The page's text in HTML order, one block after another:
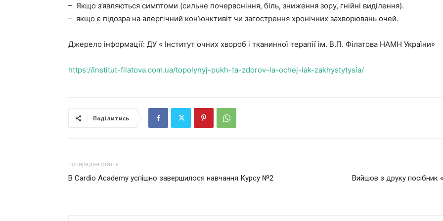
– Якщо з’являються симптоми (сильне почервоніння, біль, зниження зору, гнійні виділення).
– якщо є підозра на алергічний кон’юнктивіт чи загострення хронічних захворювань очей.
Джерело інформації: ДУ « Інститут очних хвороб і тканинної терапії ім. В.П. Філатова НАМН України»
https://institut-filatova.com.ua/topolynyj-pukh-ta-zdorov-ia-ochej-iak-zakhystytysia/
Поділитись
попередня стаття
В Cardio Academy успішно завершилося навчання Курсу №2 Вийшов з друку посібник